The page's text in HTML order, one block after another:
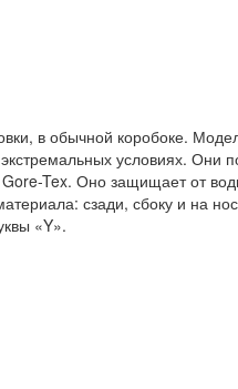
в обычной коробоке.
условиях. Они
Tex. Оно защищает от
сзади, сбоку и
«Y».